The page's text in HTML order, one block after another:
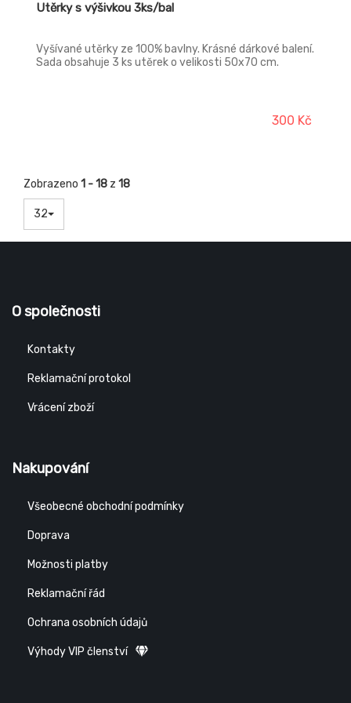
Utěrky s výšivkou 3ks/bal
Vyšívané utěrky ze 100% bavlny. Krásné dárkové balení.
Sada obsahuje 3 ks utěrek o velikosti 50x70 cm.
300 Kč
Zobrazeno 1 - 18 z 18
32
O společnosti
Kontakty
Reklamační protokol
Vrácení zboží
Nakupování
Všeobecné obchodní podmínky
Doprava
Možnosti platby
Reklamační řád
Ochrana osobních údajů
Výhody VIP členství